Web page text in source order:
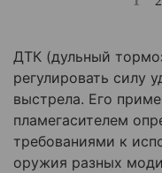
ДТК (дульный
регулировать силу
выстрела. Его
пламегасителем
требованиями к
оружия разных